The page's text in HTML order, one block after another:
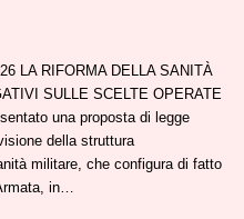
LA RIFORMA DELLA SANITÀ
SULLE SCELTE OPERATE
una proposta di legge
della struttura
militare, che configura di fatto
in…